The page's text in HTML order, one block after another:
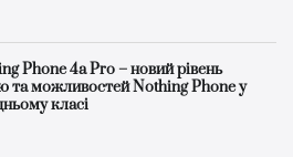
Phone 4a Pro – новий рівень
та можливостей Nothing Phone у
класі